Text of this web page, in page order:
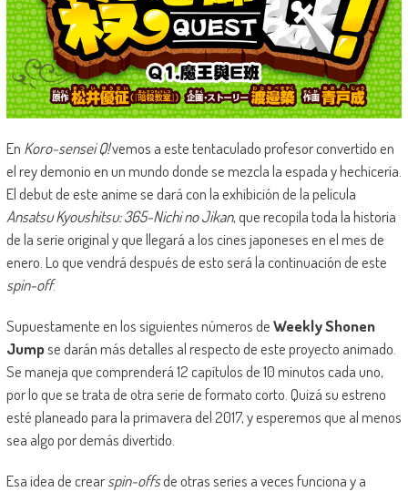
En Koro-sensei Q!vemos a este tentaculado profesor convertido en
el rey demonio en un mundo donde se mezcla la espada y hechicería.
El debut de este anime se dará con la exhibición de la película
Ansatsu Kyoushitsu: 365-Nichi no Jikan, que recopila toda la historia
de la serie original y que llegará a los cines japoneses en el mes de
enero. Lo que vendrá después de esto será la continuación de este
spin-off.
Supuestamente en los siguientes números deWeekly Shonen
Jumpse darán más detalles al respecto de este proyecto animado.
Se maneja que comprenderá 12 capítulos de 10 minutos cada uno,
por lo que se trata de otra serie de formato corto. Quizá su estreno
esté planeado para la primavera del 2017, y esperemos que al menos
sea algo por demás divertido.
Esa idea de crearspin-offsde otras series a veces funciona y a